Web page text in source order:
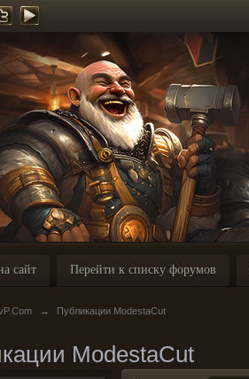
сайт Перейти к списку форумов
→ Публикации ModestaCut
ModestaCut